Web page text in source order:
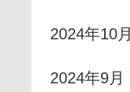
2024年10月
2024年9月